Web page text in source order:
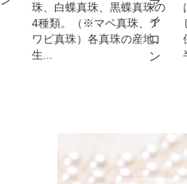
珠、白蝶真珠、黒蝶真珠の
4種類。（※マベ真珠、ア
ワビ真珠）各真珠の産地、
生...